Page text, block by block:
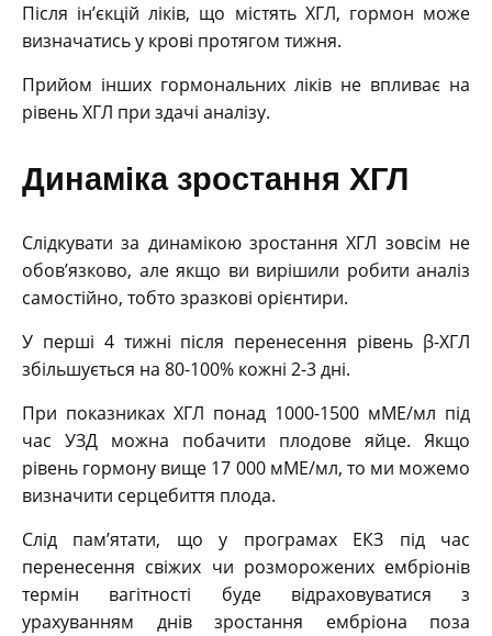
Після ін’єкцій ліків, що містять ХГЛ, гормон може
визначатись у крові протягом тижня.
Прийом інших гормональних ліків не впливає на
рівень ХГЛ при здачі аналізу.
Динаміка зростання ХГЛ
Слідкувати за динамікою зростання ХГЛ зовсім не
обов’язково, але якщо ви вирішили робити аналіз
самостійно, тобто зразкові орієнтири.
У перші 4 тижні після перенесення рівень β-ХГЛ
збільшується на 80-100% кожні 2-3 дні.
При показниках ХГЛ понад 1000-1500 мМЕ/мл під
час УЗД можна побачити плодове яйце. Якщо
рівень гормону вище 17 000 мМЕ/мл, то ми можемо
визначити серцебиття плода.
Слід пам’ятати, що у програмах ЕКЗ під час
перенесення свіжих чи розморожених ембріонів
термін вагітності буде відраховуватися з
урахуванням днів зростання ембріона поза